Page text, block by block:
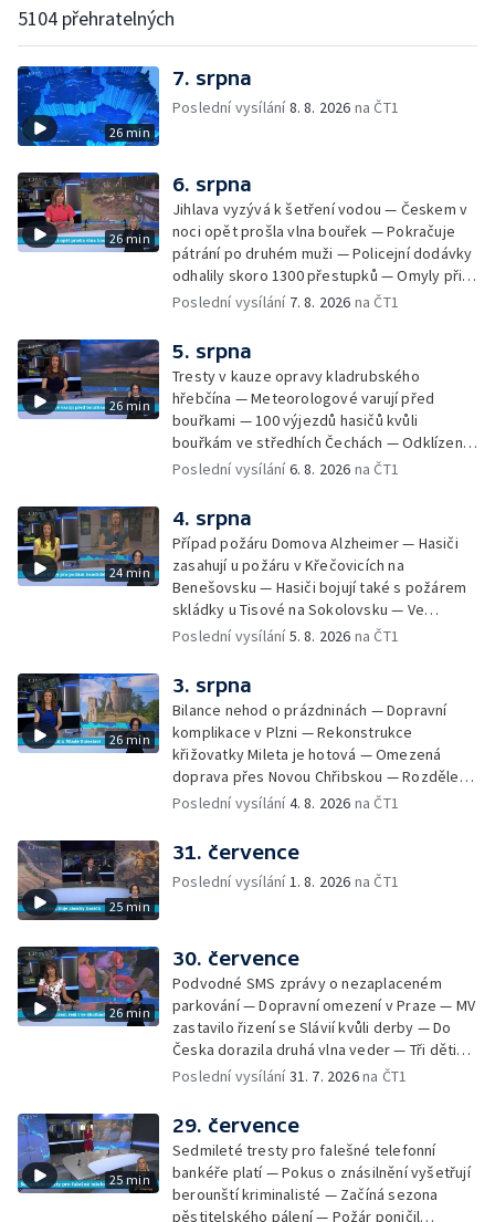
5104 přehratelných
26 min
7. srpna
Poslední vysílání8. 8. 2026 na ČT1
26 min
6. srpna
Jihlava vyzývá k šetření vodou — Českem v
noci opět prošla vlna bouřek — Pokračuje
pátrání po druhém muži — Policejní dodávky
odhalily skoro 1300 přestupků — Omyly při
nouzovém volání o pomoc — Hradec Králové
rekord v hromadném seskoku parašutistů —
Chovné rybníky na Českolipsku pustoší
vydry — Instalace nové sochy v Mariánských
Lázních — Sedmiletý trest za dotační
podvod s projektem Technologického parku
v Písku — Dětský tábor na Brutal Assault —
Turistická trasa Svatojánské proudy zůstává
— Cestování za pozorováním noční oblohy
Poslední vysílání 7. 8. 2026 na ČT1
26 min
5. srpna
Tresty v kauze opravy kladrubského
hřebčína — Meteorologové varují před
bouřkami — 100 výjezdů hasičů kvůli
bouřkám ve středhích Čechách — Odklízení
škod po bouřkách — Hasiči likvidovali
Václavském náměstí — Necelý kilometr řeky
Otavy u šumavského Annína je téměř bez
vody — Pátrání po dvou mužích na jezeře
Most — Tábor pro děti odsouzených — Tábor
pomáhá dětem orientovat se na trhu práce
— Začal festival Brutal Assault — Cyklysta
spadl v Karlvoych Varech do řeky —
pastí na hmyz se chytají ptáci
Poslední vysílání6. 8. 2026 na ČT1
24 min
4. srpna
Případ požáru Domova Alzheimer — Hasiči
zasahují u požáru v Křečovicích na
Benešovsku — Hasiči bojují také s požárem
skládky u Tisové na Sokolovsku — Ve
Strážnici na Hodonínsku padl další teplotní
zřítil strop — Požár lesa u šumavských
Nezdic — Modernizace úseku dálnice D8 —
Ocenění pro řidiče za záchranu ženy —
Skončily lhůty pro podání volebních listin —
Tři případy utonutí na jihu Čech — Na řece
Orlici nelze plout kvůli demolici mostu —
Čištění Karlova mostu — Porušování pravidel
borůvek na Šumavě — Revitalizovaný rybník
bez vody — Ruční výroba mozaiky pro
liberecký bazén
Poslední vysílání5. 8. 2026 na ČT1
26 min
3. srpna
Bilance nehod o prázdninách — Dopravní
komplikace v Plzni — Rekonstrukce
křižovatky Mileta je hotová — Omezená
doprava přes Novou Chřibskou — Rozdělení
peněz ušetřených za rekultivace — Světový
Příbramsku hořel les — Na Novoborsku
dopadli žháře — Česko se potýký s
nedostatkem vody — Ochrana organismu
Nelegání hřbitov domácích mazlíčků — Státní
zastupitelství zrušilo trestní stíhání ženy z
Teplicka, kterou policie dříve obvinila z
týrání koček — Péče o seniory jako brigáda
— Po pádu stromů prověří alej odborníci —
Tradiční neckyáda v Želivi na Pelhřimovsku —
Festival Hrady CZ poprvé na Hluboké
Poslední vysílání4. 8. 2026 na ČT1
25 min
31. července
Poslední vysílání1. 8. 2026 na ČT1
26 min
30. července
Podvodné SMS zprávy o nezaplaceném
parkování — Dopravní omezení v Praze — MV
zastavilo řizení se Slávií kvůli derby — Do
Česka dorazila druhá vlna veder — Tři děti
zůstali v rozpáleném autě — Problém s
mraženými potravinami v horku — Slavnostní
vyřazení absolventů Univerzity obrany —
Zájem o obytné vozy roste — Praha má
novou servisní loď — Vidická samoobslužná
prodejna si na provoz vydělá — U jezera
Poslední vysílání31. 7. 2026na ČT1
25 min
29. července
Sedmileté tresty pro falešné telefonní
bankéře platí — Pokus o znásilnění vyšetřují
berounští kriminalisté — Začíná sezona
pěstitelského pálení — Požár poničil